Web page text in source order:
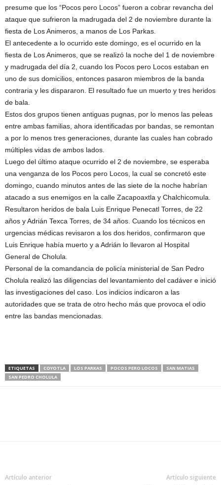
presume que los “Pocos pero Locos” fueron a cobrar revancha del
ataque que sufrieron la madrugada del 2 de noviembre durante la
fiesta de Los Animeros, a manos de Los Parkas.
El antecedente a lo ocurrido este domingo, es el ocurrido en la
fiesta de Los Animeros, que se realizó la noche del 1 de noviembre
y madrugada del día 2, cuando los Pocos pero Locos estaban en
uno de sus domicilios, entonces pasaron miembros de la banda
contraria y les dispararon. El resultado fue un muerto y tres heridos
de bala.
Estos dos grupos tienen antiguas pugnas, por lo menos las peleas
entre ambas familias, ahora identificadas por bandas, se remontan
a por lo menos tres generaciones, durante las cuales han cobrado
múltiples vidas de ambos lados.
Luego del último ataque ocurrido el 2 de noviembre, se esperaba
una venganza de los Pocos pero Locos, la cual se concretó este
domingo, cuando minutos antes de las siete de la noche habrían
atacado a sus enemigos en la calle Zacapoaxtla y Chalchicomula.
Resultaron heridos de bala Luis Enrique Penecatl Torres, de 22
años y Adrián Texca Torres, de 34 años. Cuando los técnicos en
urgencias médicas revisaron a los dos heridos, confirmaron que
Luis Enrique había muerto y a Adrián lo llevaron al Hospital
General de Cholula.
Personal de la comandancia de policía ministerial de San Pedro
Cholula realizó las diligencias del levantamiento del cadáver e inició
las investigaciones del caso. Los indicios indicaron a las
autoridades que se trata de otro hecho más que provoca el odio
entre las bandas mencionadas.
ETIQUETAS COYOTLA LOS PARKAS POCOS PERO LOCOS
SAN MATIAS
SAN PEDRO CHOLULA
Artículo anterior Artículo siguiente